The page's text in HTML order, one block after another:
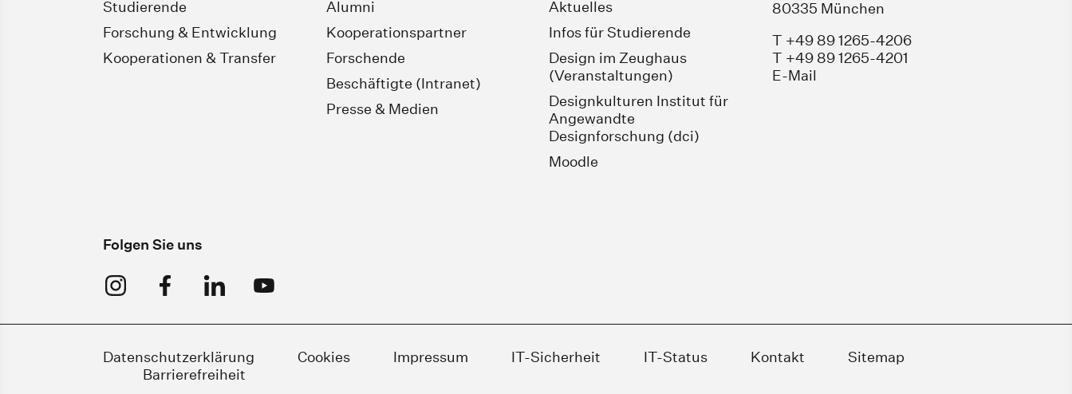
Studierende
Forschung & Entwicklung
Kooperationen & Transfer
Alumni
Kooperationspartner
Forschende
Beschäftigte (Intranet)
Presse & Medien
Aktuelles
Infos für Studierende
Design im Zeughaus
(Veranstaltungen)
Designkulturen Institut für
Angewandte
Designforschung (dci)
Moodle
80335 München
T +49 89 1265-4206
T +49 89 1265-4201
E-Mail
Folgen Sie uns
Datenschutzerklärung Cookies Impressum IT-Sicherheit IT-Status Kontakt
Sitemap
Barrierefreiheit